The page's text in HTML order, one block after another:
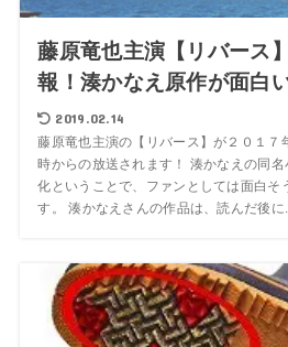
藤原竜也主演【リバース
報！湊かなえ原作が面白
2019.02.14
藤原竜也主演の【リバース】が２０１７
時からの放送されます！ 湊かなえの同
化ということで、ファンとしては面白そ
す。 湊かなえさんの作品は、読んだ後に...